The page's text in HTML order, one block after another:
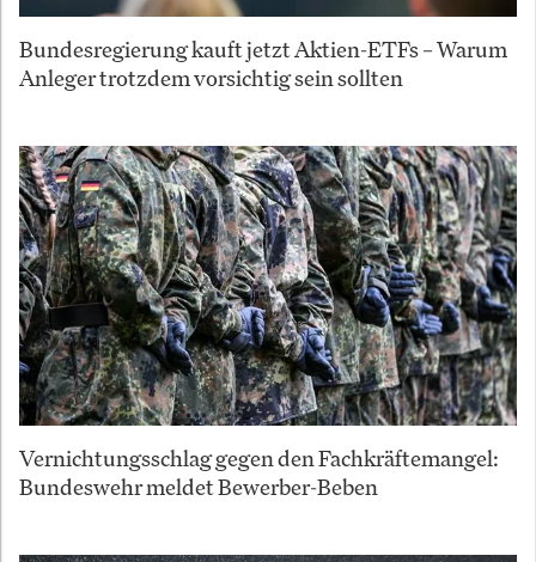
Bundesregierung kauft jetzt Aktien-ETFs – Warum
Anleger trotzdem vorsichtig sein sollten
Vernichtungsschlag gegen den Fachkräftemangel:
Bundeswehr meldet Bewerber-Beben